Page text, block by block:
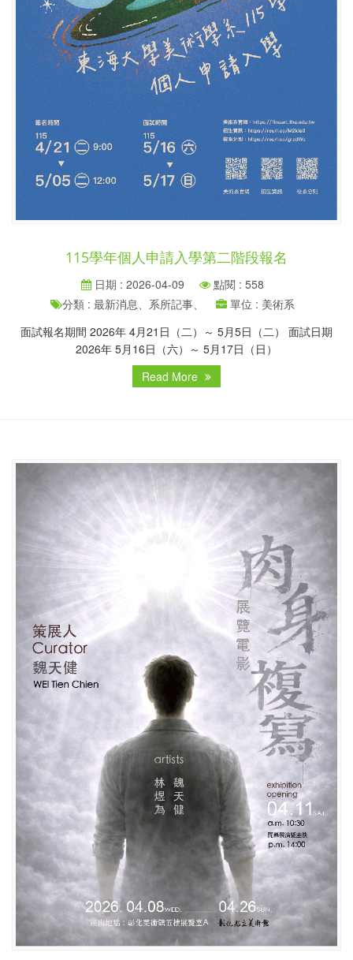
115學年個人申請入學第二階段報名
日期 : 2026-04-09
點閱 : 558
分類 : 最新消息、系所記事、
單位 : 美術系
面試報名期間 2026年 4月21日（二）～ 5月5日（二） 面試日期
2026年 5月16日（六）～ 5月17日（日）
Read More